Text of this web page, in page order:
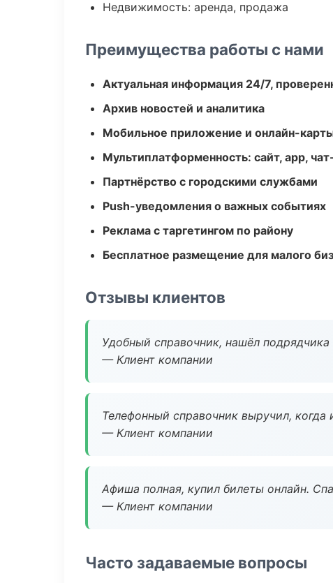
Недвижимость: аренда, продажа
Преимущества работы с нами
Актуальная информация 24/7,
Архив новостей и аналитика
Мобильное приложение и онлайн-
Мультиплатформенность: сайт, app,
Партнёрство с городскими службами
Push-уведомления о важных событиях
Реклама с таргетингом по району
Бесплатное размещение для малого
Отзывы клиентов
Удобный справочник, нашёл
— Клиент компании
Телефонный справочник выручил, когда
— Клиент компании
Афиша полная, купил билеты онлайн.
— Клиент компании
Часто задаваемые вопросы